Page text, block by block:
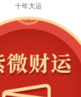
十年大运